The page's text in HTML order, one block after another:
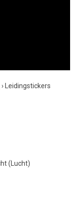
› Leidingstickers